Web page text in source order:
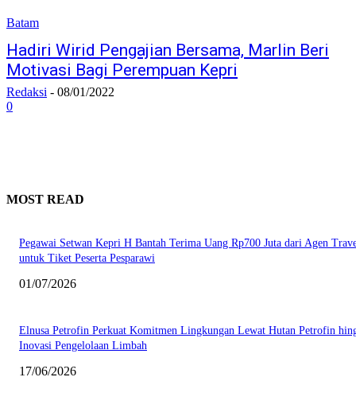
Batam
Hadiri Wirid Pengajian Bersama, Marlin Beri
Motivasi Bagi Perempuan Kepri
Redaksi - 08/01/2022
0
MOST READ
Pegawai Setwan Kepri H Bantah Terima Uang Rp700 Juta dari Agen
untuk Tiket Peserta Pesparawi
01/07/2026
Elnusa Petrofin Perkuat Komitmen Lingkungan Lewat Hutan Petrofin
Inovasi Pengelolaan Limbah
17/06/2026